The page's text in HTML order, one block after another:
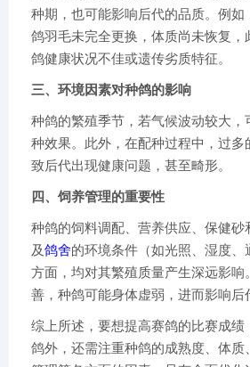
种期，也可能影响后代的品质。例如
鸽羽毛未完全更换，体质尚未恢复，
鸽健康状况不佳或遗传劣质特征。
三、环境因素对种鸽的影响
种鸽的繁殖季节，若气候波动较大，
种效果。此外，在配种过程中，过多
致后代出现健康问题，甚至畸形。
四、饲养管理的重要性
种鸽的饲料调配、营养供应、保健砂
及鸽舍的环境条件（如光照、湿度
方面，均对其繁殖质量产生深远影响
善，种鸽可能身体虚弱，进而影响后
综上所述，要想提高赛鸽的比赛成绩
鸽外，还需注重种鸽的成熟度、体质